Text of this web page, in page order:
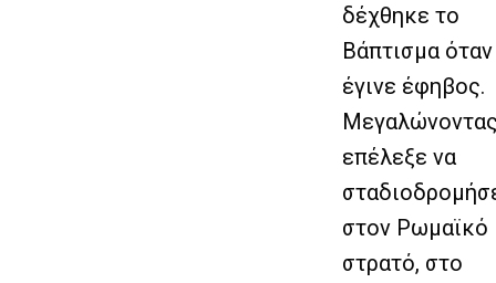
δέχθηκε το
Βάπτισμα όταν
έγινε έφηβος.
επέλεξε να
στον Ρωμαϊκό
στρατό, στο